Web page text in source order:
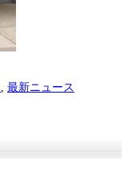
最新ニュース